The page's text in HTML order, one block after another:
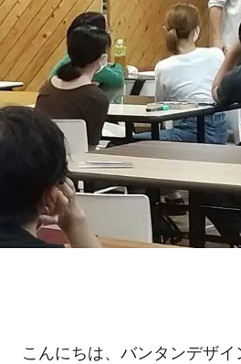
こんにちは、バンタンデザ